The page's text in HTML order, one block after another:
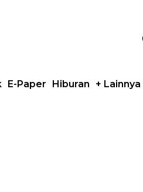
E-Paper Hiburan + Lainnya